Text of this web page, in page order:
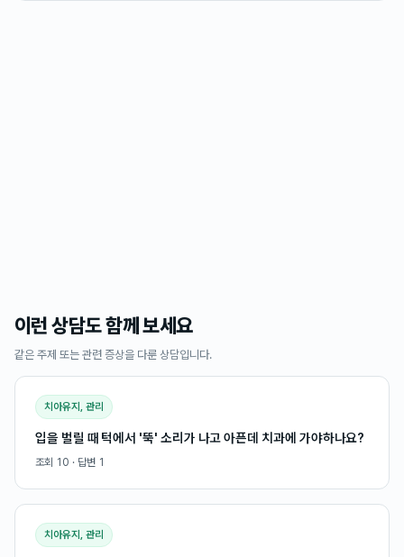
이런 상담도 함께 보세요
같은 주제 또는 관련 증상을 다룬 상담입니다.
치아유지, 관리
입을 벌릴 때 턱에서 '뚝' 소리가 나고 아픈데 치과에 가야하나요?
조회 10 · 답변 1
치아유지, 관리